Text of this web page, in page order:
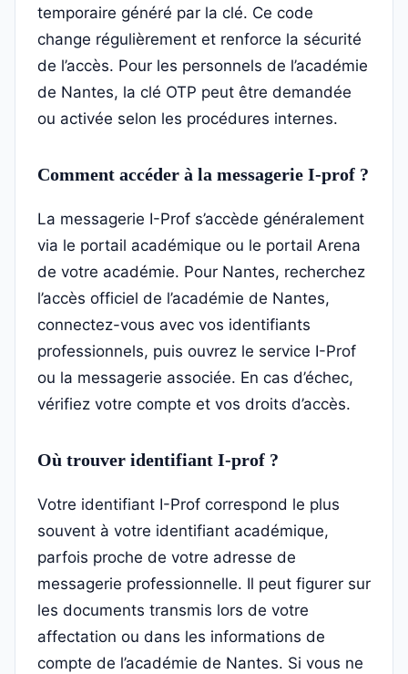
temporaire généré par la clé. Ce code
change régulièrement et renforce la sécurité
de l’accès. Pour les personnels de l’académie
de Nantes, la clé OTP peut être demandée
ou activée selon les procédures internes.
Comment accéder à la messagerie I-prof ?
La messagerie I-Prof s’accède généralement
via le portail académique ou le portail Arena
de votre académie. Pour Nantes, recherchez
l’accès officiel de l’académie de Nantes,
connectez-vous avec vos identifiants
professionnels, puis ouvrez le service I-Prof
ou la messagerie associée. En cas d’échec,
vérifiez votre compte et vos droits d’accès.
Où trouver identifiant I-prof ?
Votre identifiant I-Prof correspond le plus
souvent à votre identifiant académique,
parfois proche de votre adresse de
messagerie professionnelle. Il peut figurer sur
les documents transmis lors de votre
affectation ou dans les informations de
compte de l’académie de Nantes. Si vous ne